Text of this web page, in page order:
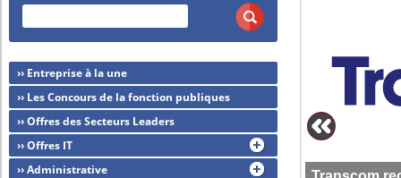
›› Entreprise à la une
›› Les Concours de la fonction publiques
›› Offres des Secteurs Leaders
›› Offres IT
›› Administrative